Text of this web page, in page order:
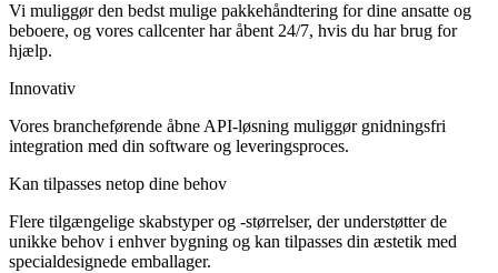
Vi muliggør den bedst mulige pakkehåndtering for dine ansatte og
beboere, og vores callcenter har åbent 24/7, hvis du har brug for
hjælp.
Innovativ
Vores brancheførende åbne API-løsning muliggør gnidningsfri
integration med din software og leveringsproces.
Kan tilpasses netop dine behov
Flere tilgængelige skabstyper og -størrelser, der understøtter de
unikke behov i enhver bygning og kan tilpasses din æstetik med
specialdesignede emballager.